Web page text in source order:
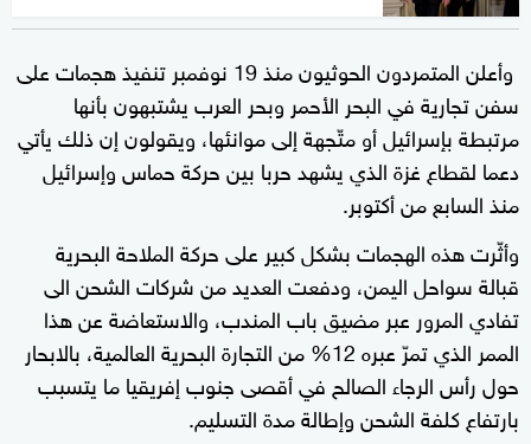
وأعلن المتمردون الحوثيون منذ 19 نوفمبر تنفيذ هجمات على
سفن تجارية في البحر الأحمر وبحر العرب يشتبهون بأنها
مرتبطة بإسرائيل أو متّجهة إلى موانئها، ويقولون إن ذلك يأتي
دعما لقطاع غزة الذي يشهد حربا بين حركة حماس وإسرائيل
منذ السابع من أكتوبر.
وأثّرت هذه الهجمات بشكل كبير على حركة الملاحة البحرية
قبالة سواحل اليمن، ودفعت العديد من شركات الشحن الى
تفادي المرور عبر مضيق باب المندب، والاستعاضة عن هذا
الممر الذي تمرّ عبره 12% من التجارة البحرية العالمية، بالابحار
حول رأس الرجاء الصالح في أقصى جنوب إفريقيا ما يتسبب
بارتفاع كلفة الشحن وإطالة مدة التسليم.